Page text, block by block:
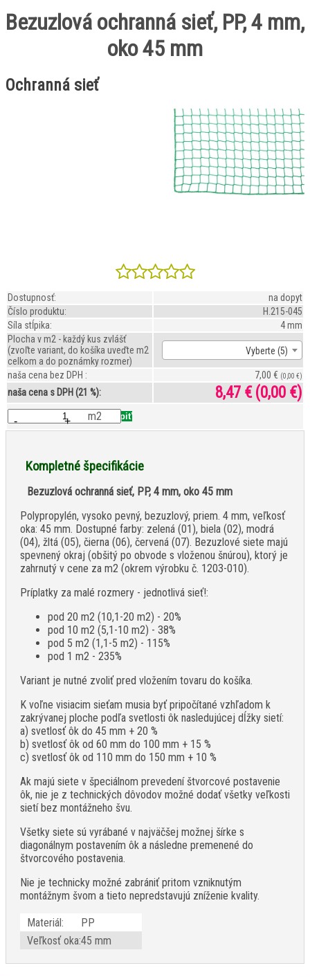
Bezuzlová ochranná sieť, PP, 4 mm,
oko 45 mm
Ochranná sieť
Dostupnosť:
na dopyt
Číslo produktu:
H.215-045
Sí­la stĺpika:
4 mm
Plocha v m2 - každý kus zvlášť
(zvoľte variant, do košíka uveďte m2
celkom a do poznámky rozmer)
Vyberte (5)
naša cena bez DPH : 7,00 € (0,00 €)
naša cena s DPH (21 %): 8,47 €(0,00 €)
- + m2
Kompletné špecifikácie
Bezuzlová ochranná sieť, PP, 4 mm, oko 45 mm
Polypropylén, vysoko pevný, bezuzlový, priem. 4 mm, veľkosť
oka: 45 mm. Dostupné farby: zelená (01), biela (02), modrá
(04), žltá (05), čierna (06), červená (07). Bezuzlové siete majú
spevnený okraj (obšitý po obvode s vloženou šnúrou), ktorý je
zahrnutý v cene za m2 (okrem výrobku č. 1203-010).
Príplatky za malé rozmery - jednotlivá sieť!:
pod 20 m2 (10,1-20 m2) - 20%
pod 10 m2 (5,1-10 m2) - 38%
pod 5 m2 (1,1-5 m2) - 115%
pod 1 m2 - 235%
Variant je nutné zvoliť pred vložením tovaru do košíka.
K voľne visiacim sieťam musia byť pripočítané vzhľadom k
zakrývanej ploche podľa svetlosti ôk nasledujúcej dĺžky sietí:
a) svetlosť ôk do 45 mm + 20 %
b) svetlosť ôk od 60 mm do 100 mm + 15 %
c) svetlosť ôk od 110 mm do 150 mm + 10 %
Ak majú siete v špeciálnom prevedení štvorcové postavenie
ôk, nie je z technických dôvodov možné dodať všetky veľkosti
sietí bez montážneho švu.
Všetky siete sú vyrábané v najväčšej možnej šírke s
diagonálnym postavením ôk a následne premenené do
štvorcového postavenia.
Nie je technicky možné zabrániť pritom vzniknutým
montážnym švom a tieto nepredstavujú zníženie kvality.
Materiál:
PP
Veľkosť oka:45 mm